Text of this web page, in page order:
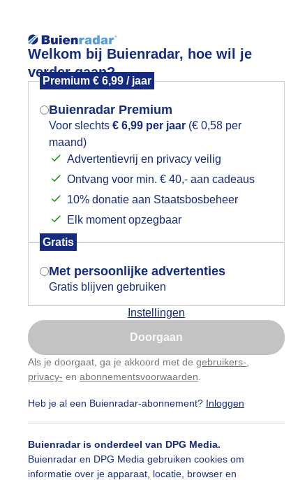
Welkom bij Buienradar, hoe wil je
verder gaan?
Premium € 6,99 / jaar
Buienradar Premium
Voor slechts € 6,99 per jaar (€ 0,58 per
maand)
Advertentievrij en privacy veilig
Ontvang voor min. € 40,- aan cadeaus
10% donatie aan Staatsbosbeheer
Elk moment opzegbaar
Gratis
Met persoonlijke advertenties
Gratis blijven gebruiken
Instellingen
Doorgaan
Als je doorgaat, ga je akkoord met de gebruikers-
privacy- en abonnementsvoorwaarden
Heb je al een Buienradar-abonnement? Inloggen
Buienradar is onderdeel van DPG Media.
Buienradar en DPG Media gebruiken cookies om
informatie over je apparaat, locatie, browser en
Lees meer.
Foto en video Weerzine
windstoten
gevonden.
Mogen we je locatie gebruiken voor
het weer?
Indien je hier nog geen akkoord op hebt
gegeven, verschijnt er zo een pop-up uit
je browser waarin deze toestemming
gevraagd wordt.
Is goed, toon de popup
Nu niet, misschien later
Gebruik je Safari en wil je niet elke dag deze pop-up
Klikhierom dit aan te passen